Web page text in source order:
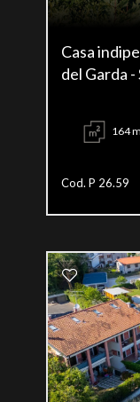
Casa
del Garda
164
Cod. P 26.59